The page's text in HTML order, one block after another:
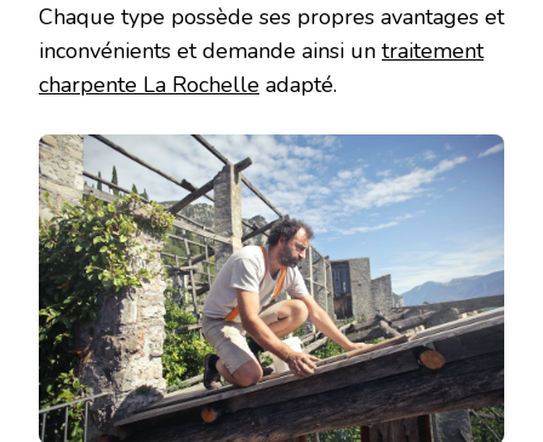
Chaque type possède ses propres avantages et
inconvénients et demande ainsi un traitement
charpente La Rochelle adapté.